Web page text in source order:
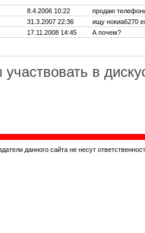
8.4.2006 10:22
продаю
31.3.2007 22:36
ищу нокиа6270
17.11.2008 14:45
А почем?
участвовать в
данного сайта не несут